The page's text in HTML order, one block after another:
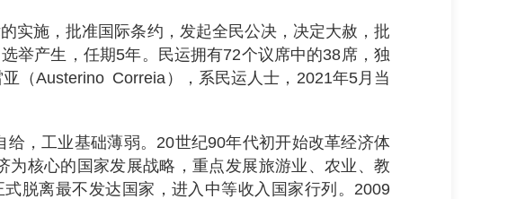
实施，批准国际条约，发起全民公决，决定大赦，批
举产生，任期5年。民运拥有72个议席中的38席，独
（Austerino Correia），系民运人士，2021年5月当
，工业基础薄弱。20世纪90年代初开始改革经济体
核心的国家发展战略，重点发展旅游业、农业、教
脱离最不发达国家，进入中等收入国家行列。2009